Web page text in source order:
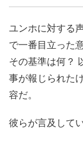
ユンホに対する
で一番目立った
その基準は何？
事が報じられた
容だ。
彼らが言及して